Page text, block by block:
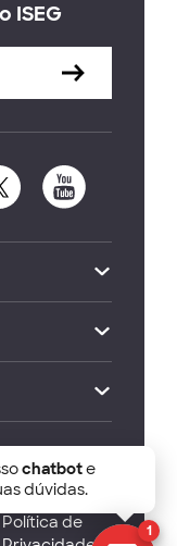
ISEG
Economics
Política de
1
chatbote
dúvidas.